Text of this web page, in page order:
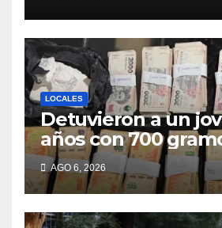
LOCALES
Detuvieron a un
años con 700
cocaína
AGO 6, 2026